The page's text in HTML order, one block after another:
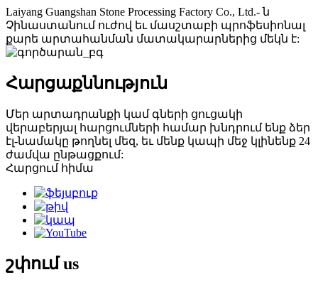
Laiyang Guangshan Stone Processing Factory Co., Ltd.- ն
Չինաստանում ուժով եւ մասշտաբի պրոֆեսիոնալ
քարե արտահանման մատակարարներից մեկն է:
Հարցաքննություն
Մեր արտադրանքի կամ գների ցուցակի
վերաբերյալ հարցումների համար խնդրում ենք ձեր
էլ-նամակը թողնել մեզ, եւ մենք կապի մեջ կլինենք 24
ժամվա ընթացքում:
Հարցում հիմա
շփումus